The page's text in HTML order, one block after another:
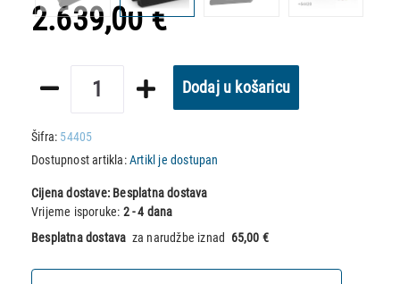
2.639,00 €
Dodaj u košaricu
Šifra: 54405
Dostupnost artikla:Artikl je dostupan
Cijena dostave: Besplatna dostava
Vrijeme isporuke: 2 - 4 dana
Besplatna dostava za narudžbe iznad 65,00 €